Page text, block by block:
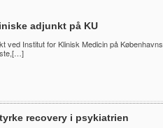
adjunkt på KU
ved Institut for Klinisk Medicin på Københavns
recovery i psykiatrien